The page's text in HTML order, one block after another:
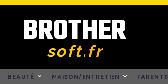
BROTHER
soft.fr
BEAUTÉ MAISON/ENTRETIEN PARENTS